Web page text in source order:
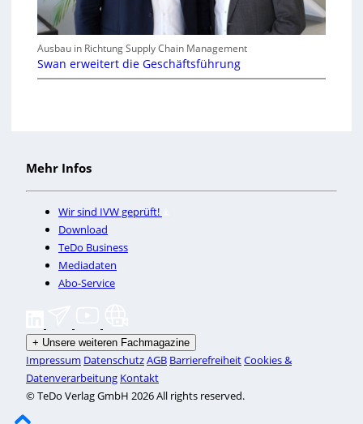
Ausbau in Richtung Supply Chain Management
Swan erweitert die Geschäftsführung
Mehr Infos
Wir sind IVW geprüft!
Download
TeDo Business
Mediadaten
Abo-Service
+ Unsere weiteren Fachmagazine
Impressum DatenschutzAGB BarrierefreiheitCookies &
Datenverarbeitung Kontakt
© TeDo Verlag GmbH 2026 All rights reserved.